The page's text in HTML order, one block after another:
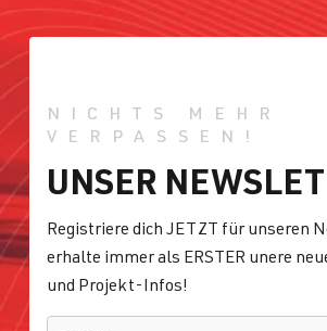
NICHTS MEHR
VERPASSEN!
UNSER
Registriere dich JETZT für unseren
erhalte immer als ERSTER unere
und Projekt-Infos!